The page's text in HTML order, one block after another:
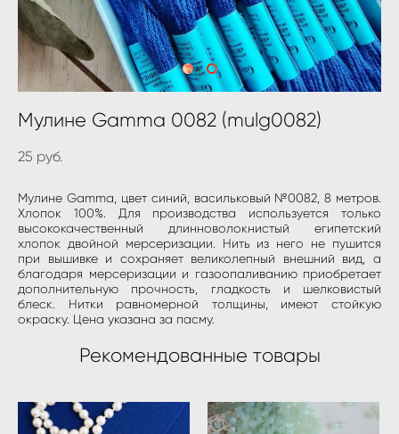
Мулине Gamma 0082 (mulg0082)
25 pуб.
Мулине Gamma, цвет синий, васильковый №0082, 8 метров.
Хлопок 100%. Для производства используется только
высококачественный длинноволокнистый египетский
хлопок двойной мерсеризации. Нить из него не пушится
при вышивке и сохраняет великолепный внешний вид, а
благодаря мерсеризации и газоопаливанию приобретает
дополнительную прочность, гладкость и шелковистый
блеск. Нитки равномерной толщины, имеют стойкую
окраску. Цена указана за пасму.
Рекомендованные товары